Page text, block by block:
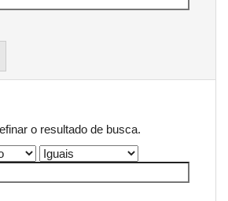
o resultado de busca.